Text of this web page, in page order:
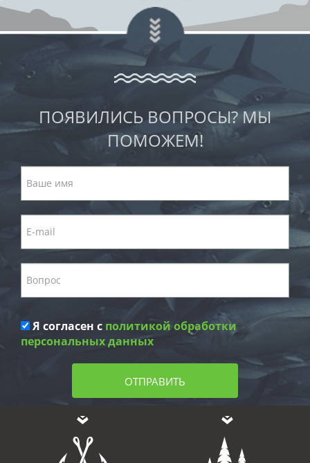
ПОЯВИЛИСЬ ВОПРОСЫ? МЫ
ПОМОЖЕМ!
Я согласен с политикой обработки
персональных данных
ОТПРАВИТЬ